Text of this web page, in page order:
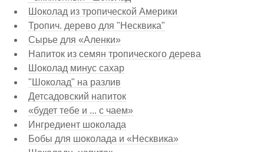
Шоколад из тропической Америки
Тропич. дерево для "Несквика"
Сырье для «Аленки»
Напиток из семян тропического дерева
Шоколад минус сахар
"Шоколад" на разлив
Детсадовский напиток
«будет тебе и ... с чаем»
Ингредиент шоколада
Бобы для шоколада и «Несквика»